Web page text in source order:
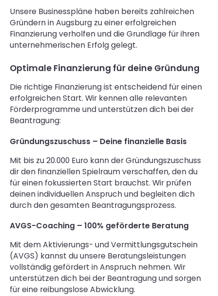
Unsere Businesspläne haben bereits zahlreichen
Gründern in Augsburg zu einer erfolgreichen
Finanzierung verholfen und die Grundlage für ihren
unternehmerischen Erfolg gelegt.
Optimale Finanzierung für deine Gründung
Die richtige Finanzierung ist entscheidend für einen
erfolgreichen Start. Wir kennen alle relevanten
Förderprogramme und unterstützen dich bei der
Beantragung:
Gründungszuschuss – Deine finanzielle Basis
Mit bis zu 20.000 Euro kann der Gründungszuschuss
dir den finanziellen Spielraum verschaffen, den du
für einen fokussierten Start brauchst. Wir prüfen
deinen individuellen Anspruch und begleiten dich
durch den gesamten Beantragungsprozess.
AVGS-Coaching – 100% geförderte Beratung
Mit dem Aktivierungs- und Vermittlungsgutschein
(AVGS) kannst du unsere Beratungsleistungen
vollständig gefördert in Anspruch nehmen. Wir
unterstützen dich bei der Beantragung und sorgen
für eine reibungslose Abwicklung.